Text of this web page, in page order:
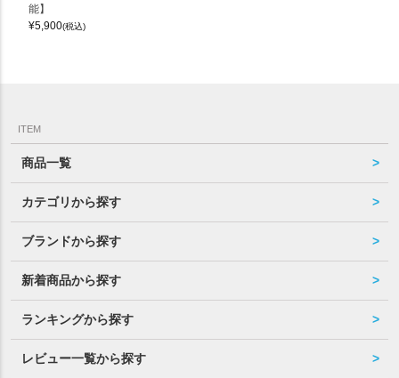
能】
¥5,900(税込)
ITEM
商品一覧
カテゴリから探す
ブランドから探す
新着商品から探す
ランキングから探す
レビュー一覧から探す